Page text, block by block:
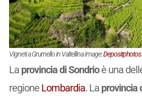
Vigneti a Grumello in Valtellina Image:
La provincia di Sondrioè una
regione Lombardia. La provincia